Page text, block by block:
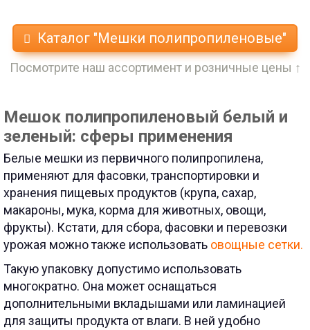
Каталог "Мешки полипропиленовые"
Посмотрите наш ассортимент и розничные цены ↑
Мешок полипропиленовый белый и
зеленый: сферы применения
Белые мешки из первичного полипропилена,
применяют для фасовки, транспортировки и
хранения пищевых продуктов (крупа, сахар,
макароны, мука, корма для животных, овощи,
фрукты). Кстати, для сбора, фасовки и перевозки
урожая можно также использовать овощные сетки.
Такую упаковку допустимо использовать
многократно. Она может оснащаться
дополнительными вкладышами или ламинацией
для защиты продукта от влаги. В ней удобно